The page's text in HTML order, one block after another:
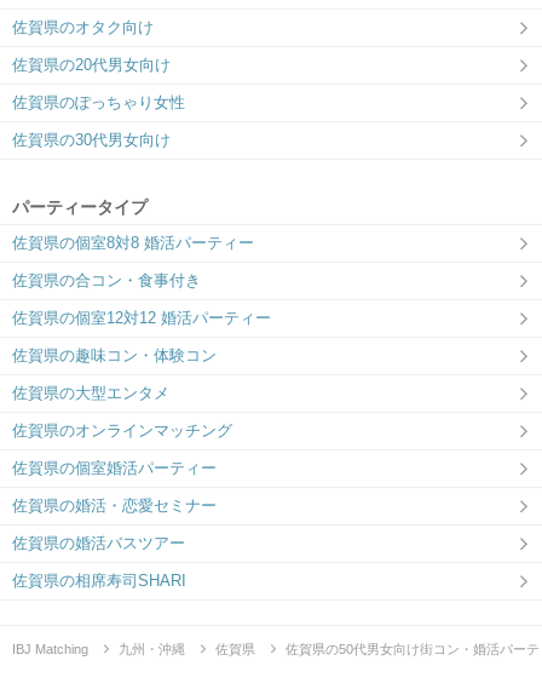
佐賀県のオタク向け
佐賀県の20代男女向け
佐賀県のぽっちゃり女性
佐賀県の30代男女向け
パーティータイプ
佐賀県の個室8対8 婚活パーティー
佐賀県の合コン・食事付き
佐賀県の個室12対12 婚活パーティー
佐賀県の趣味コン・体験コン
佐賀県の大型エンタメ
佐賀県のオンラインマッチング
佐賀県の個室婚活パーティー
佐賀県の婚活・恋愛セミナー
佐賀県の婚活バスツアー
佐賀県の相席寿司SHARI
IBJ Matching 九州・沖縄 佐賀県 佐賀県の50代男女向け街コン・婚活パーテ